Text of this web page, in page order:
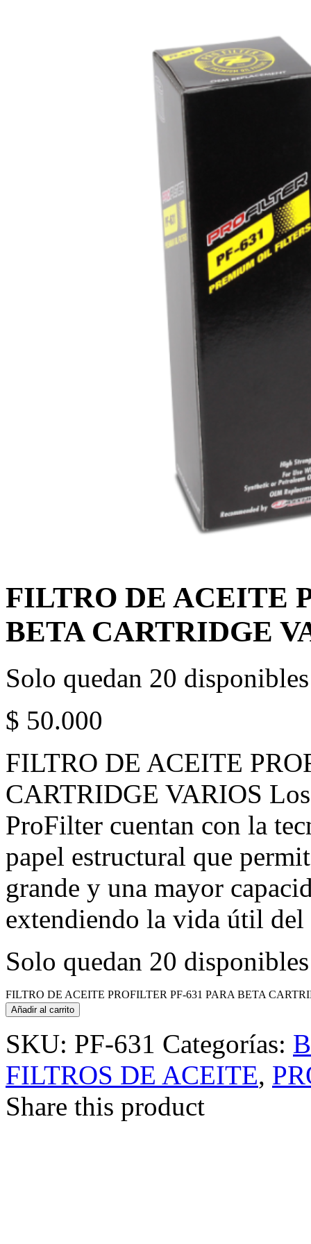
FILTRO DE ACEITE
BETA CARTRIDGE
Solo quedan 20 disponibles
$ 50.000
FILTRO DE ACEITE
CARTRIDGE VARIOS
ProFilter cuentan con la
papel estructural que
grande y una mayor
extendiendo la vida útil
Solo quedan 20 disponibles
FILTRO DE ACEITE PROFILTER PF-631 PARA BETA
Añadir al carrito
SKU: PF-631 Categorías:
FILTROS DE ACEITE,
Share this product